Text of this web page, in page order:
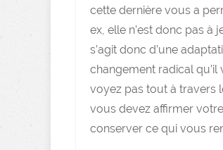
cette dernière vous a
ex, elle n’est donc pas à
s’agit donc d’une
changement radical
voyez pas tout à travers
vous devez affirmer
conserver ce qui vous